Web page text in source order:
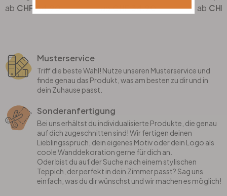
CHF 44.90
CHF 34.90
Musterservice
Triff die beste Wahl! Nutze unseren Musterservice und
finde genau das Produkt, was am besten zu dir und in
dein Zuhause passt.
Sonderanfertigung
Bei uns erhältst du individualisierte Produkte, die genau
auf dich zugeschnitten sind! Wir fertigen deinen
Lieblingsspruch, dein eigenes Motiv oder dein Logo als
coole Wanddekoration gerne für dich an.
Oder bist du auf der Suche nach einem stylischen
Teppich, der perfekt in dein Zimmer passt? Sag uns
einfach, was du dir wünschst und wir machen es möglich!